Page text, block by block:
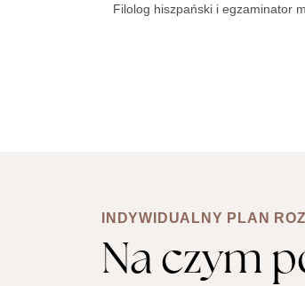
Filolog hiszpański i egzaminator
INDYWIDUALNY PLAN
Na czym